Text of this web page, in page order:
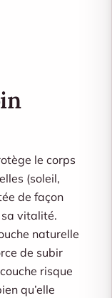
le corps
(soleil,
de façon
vitalité.
naturelle
de subir
risque
qu’elle